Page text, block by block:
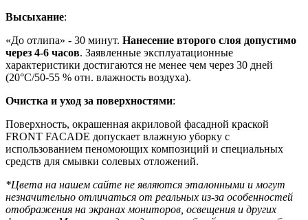
Высыхание:
«До отлипа» - 30 минут. Нанесение второго слоя допустимо
через 4-6 часов. Заявленные эксплуатационные
характеристики достигаются не менее чем через 30 дней
(20°C/50-55 % отн. влажность воздуха).
Очистка и уход за поверхностями:
Поверхность, окрашенная акриловой фасадной краской
FRONT FACADE допускает влажную уборку с
использованием пеномоющих композиций и специальных
средств для смывки солевых отложений.
*Цвета на нашем сайте не являются эталонными и могут
незначительно отличаться от реальных из-за особенностей
отображения на экранах мониторов, освещения и других